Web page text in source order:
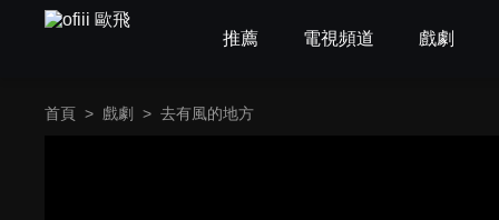
推薦 電視頻道 戲劇
首頁 > 戲劇 > 去有風的地方